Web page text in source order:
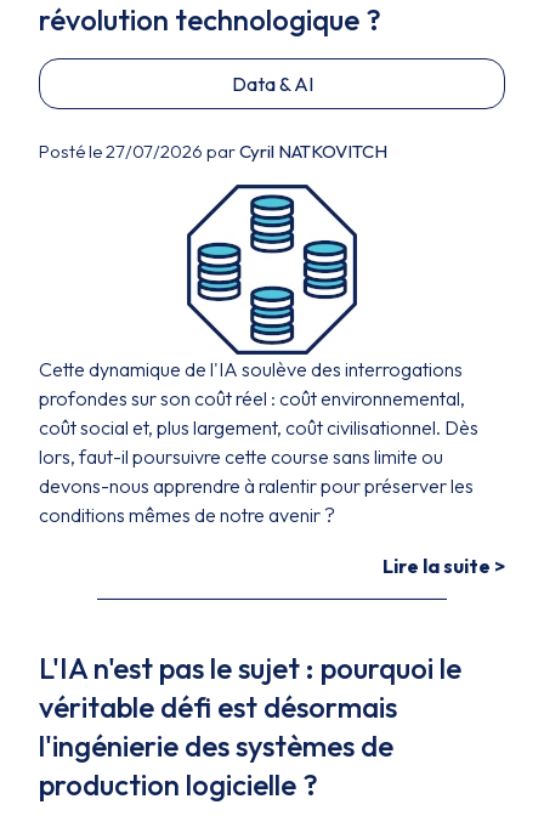
révolution technologique ?
Data & AI
Posté le 27/07/2026 parCyril NATKOVITCH
Cette dynamique de l'IA soulève des interrogations
profondes sur son coût réel : coût environnemental,
coût social et, plus largement, coût civilisationnel. Dès
lors, faut-il poursuivre cette course sans limite ou
devons-nous apprendre à ralentir pour préserver les
conditions mêmes de notre avenir ?
Lire la suite >
L'IA n'est pas le sujet : pourquoi le
véritable défi est désormais
l'ingénierie des systèmes de
production logicielle ?